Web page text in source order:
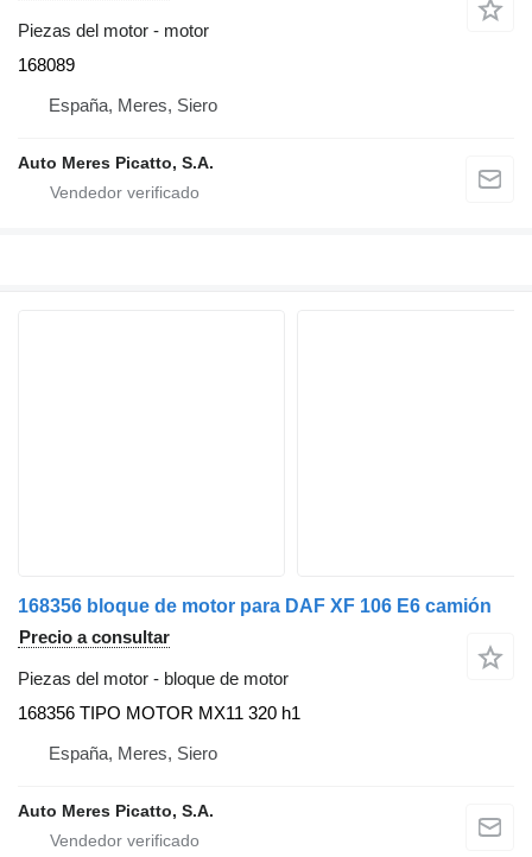
Piezas del motor - motor
168089
España, Meres, Siero
Auto Meres Picatto, S.A.
168356 bloque de motor para DAF XF 106 E6 camión
Precio a consultar
Piezas del motor - bloque de motor
168356 TIPO MOTOR MX11 320 h1
España, Meres, Siero
Auto Meres Picatto, S.A.